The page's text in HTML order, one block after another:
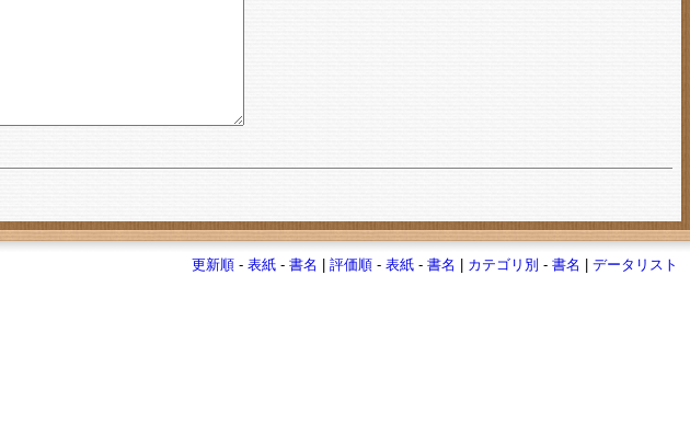
更新順 -表紙 -書名 |評価順 -表紙 -書名 カテゴリ別 -書名 |データリスト